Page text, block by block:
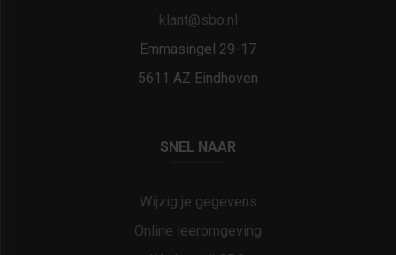
klant@sbo.nl
Emmasingel 29-17
5611 AZ Eindhoven
SNEL NAAR
Wijzig je gegevens
Online leeromgeving